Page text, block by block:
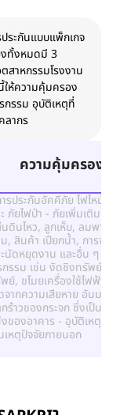
งทั้งหมดมี 3
สาหกรรมโรงงาน
ให้ความคุ้มครอง
กรรม อุบัติเหตุที่
ลากร
ความคุ้มครองภัย
รประกันอัคคีภัย ไฟไหม้, ฟ้
ภัยไฟป่า - ภัยเพิ่มเติม ระ
ดินไหว, ลูกเห็บ, ลมพายุ,
, สินค้า เปียกน้ำ, การจลา
นัดหยุดงาน และอื่น ๆ - ก
กรรม เช่น งัดชิงทรัพย์,ป
ย์, ขโมยเครื่องใช้ไฟฟ้า -
จากความเสียหาย อันมา จ
ร้าวของกระจก ซึ่งเป็นส่วน
ของอาคาร - อุบัติเหตุอื่น
เหตุปัจจัยภายนอก